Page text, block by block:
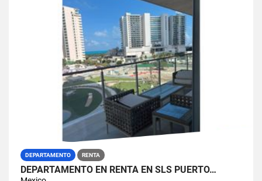
DEPARTAMENTO RENTA
DEPARTAMENTO EN RENTA EN SLS PUERTO…